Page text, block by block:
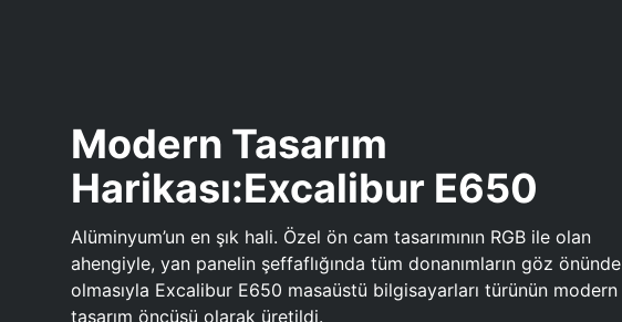
Modern Tasarım
Harikası:Excalibur E650
Alüminyum’un en şık hali. Özel ön cam tasarımının RGB ile olan
ahengiyle, yan panelin şeffaflığında tüm donanımların göz önünde
olmasıyla Excalibur E650 masaüstü bilgisayarları türünün modern
tasarım öncüsü olarak üretildi.